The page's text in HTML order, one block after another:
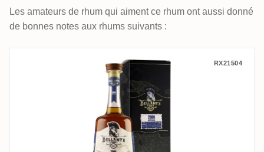
Les amateurs de rhum qui aiment ce rhum ont aussi donné
de bonnes notes aux rhums suivants :
Perola Beenleigh Bellamy's ReserveRX21504